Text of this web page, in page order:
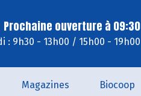
Prochaine ouverture à 09:30
: 9h30 - 13h00 / 15h00 - 19h00
Magazines Biocoop